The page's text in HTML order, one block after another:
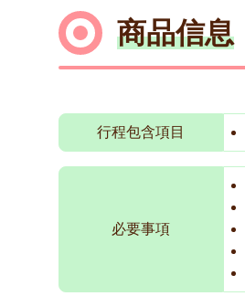
商品信息
行程包含項目
必要事項